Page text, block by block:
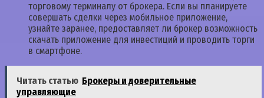
торговому терминалу от брокера. Если вы планируете
совершать сделки через мобильное приложение,
узнайте заранее, предоставляет ли брокер возможность
скачать приложение для инвестиций и проводить торги
в смартфоне.
Читать статью Брокеры и доверительные
управляющие